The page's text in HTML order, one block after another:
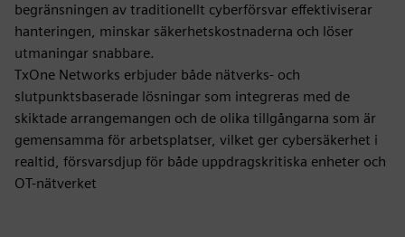
begränsningen av traditionellt cyberförsvar effektiviserar
hanteringen, minskar säkerhetskostnaderna och löser
utmaningar snabbare.
TxOne Networks erbjuder både nätverks- och
slutpunktsbaserade lösningar som integreras med de
skiktade arrangemangen och de olika tillgångarna som är
gemensamma för arbetsplatser, vilket ger cybersäkerhet i
realtid, försvarsdjup för både uppdragskritiska enheter och
OT-nätverket